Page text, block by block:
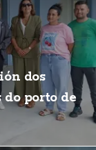
dos
porto de